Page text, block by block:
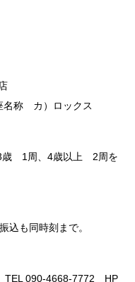
称 カ）ロックス
歳 1周、4歳以上 2周を
も同時刻まで。
TEL 090-4668-7772 HP